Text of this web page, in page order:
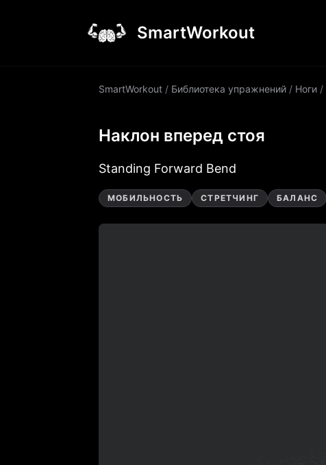
SmartWorkout
SmartWorkout / Библиотека упражнений / Ноги /
Наклон вперед стоя
Standing Forward Bend
МОБИЛЬНОСТЬ СТРЕТЧИНГ БАЛАНС